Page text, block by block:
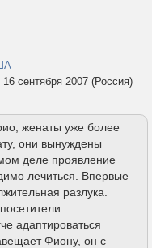
сентября 2007 (Россия)
женаты уже более
они вынуждены
деле проявление
лечиться. Впервые
разлука.
адаптироваться
Фиону, он с